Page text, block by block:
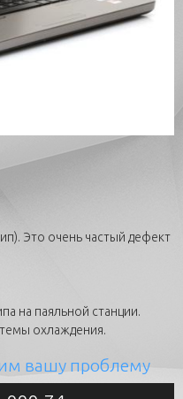
Это очень частый дефект
на паяльной станции.
охлаждения.
вашу проблему